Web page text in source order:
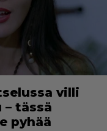
villi
tässä
pyhää